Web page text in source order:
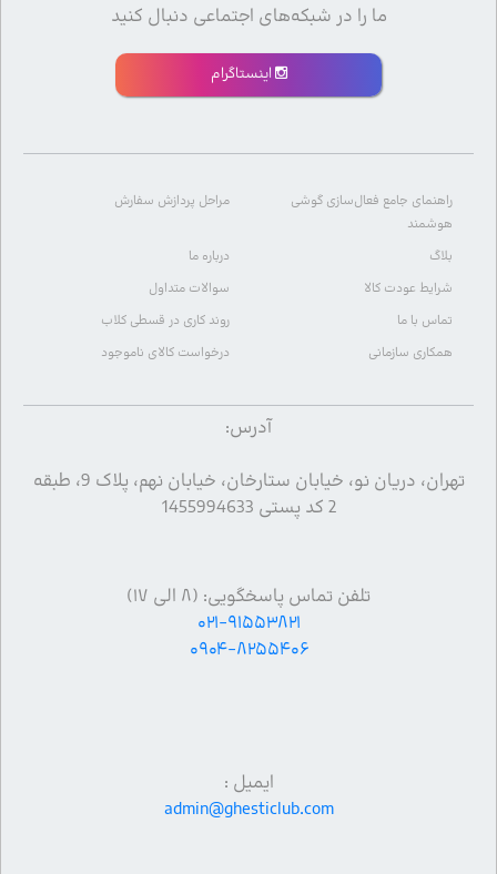
ما را در شبکه‌های اجتماعی دنبال کنید
اینستاگرام
راهنمای جامع فعال‌سازی گوشی
هوشمند
مراحل پردازش سفارش
بلاگ
درباره ما
شرایط عودت کالا
سوالات متداول
تماس با ما
روند کاری در قسطی کلاب
همکاری سازمانی
درخواست کالای ناموجود
آدرس:
تهران، دریان نو، خیابان ستارخان، خیابان نهم، پلاک 9، طبقه
2 کد پستی 1455994633
تلفن تماس پاسخگویی: (۸ الی ۱۷)
۰۲۱-۹۱۵۵۳۸۲۱
۰۹۰۴-۸۲۵۵۴۰۶
ایمیل :
admin@ghesticlub.com